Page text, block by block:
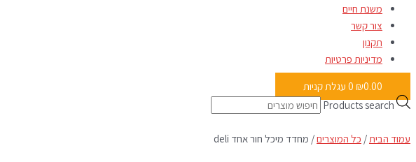
משנת חיים
צור קשר
תקנון
מדיניות פרטיות
₪0.00
0 עגלת קניות
Products search
עמוד הבית/ כל המוצרים/ מחדד מיכל חור אחד deli